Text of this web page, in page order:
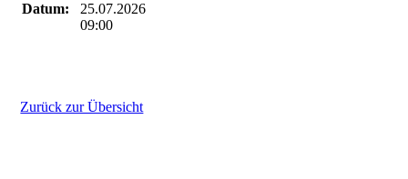
Datum:
25.07.2026
09:00
Zurück zur Übersicht